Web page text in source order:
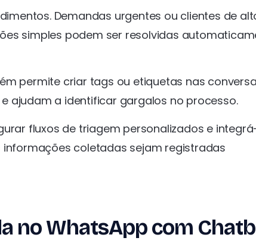
Demandas urgentes ou clientes de
simples podem ser resolvidas
permite criar tags ou etiquetas nas
ajudam a identificar gargalos no processo.
fluxos de triagem personalizados e
coletadas sejam registradas
no WhatsApp com